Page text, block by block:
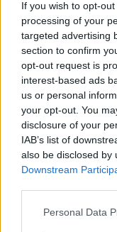
If you wish to opt-
processing of your
targeted advertising
section to confirm
opt-out request is
interest-based ads
us or personal
your opt-out. You
disclosure of your
IAB’s list of
also be disclosed by
Downstream
Please note that
Personal Data
összeget. Ha
szerződést,
eltett, nagyobb
Ráadásul egy
áruházláncas